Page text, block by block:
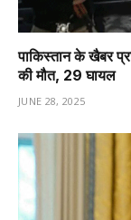
पाकिस्तान के खैबर
की मौत, 29 घायल
JUNE 28, 2025